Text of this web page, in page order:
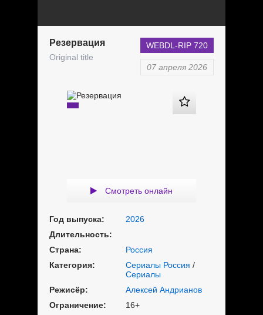
Резервация
Original title
WEBDL-RIP 720
07 апреля 2026
Смотреть онлайн
Год выпуска:
2026
Длительность:
Страна:
Россия
Категория:
Сериалы Россия /
Сериалы
Режисёр:
Алексей Андрианов
Ограничение:
16+